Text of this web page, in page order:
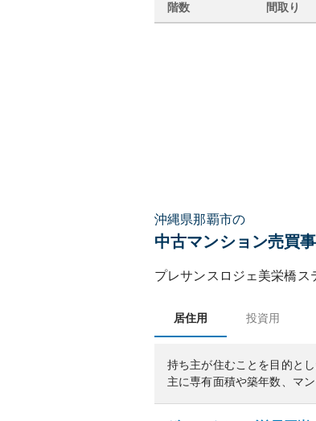
階数 間取り
沖縄県那覇市の
中古マンション売買
プレサンスロジェ美栄橋ス
居住用 投資用
持ち主が住むことを目的と
主に専有面積や築年数、マ